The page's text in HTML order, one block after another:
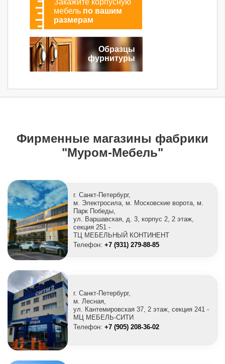
Закажите корпусную
мебель по вашим
размерам
Образцы
фурнитуры
Фирменные магазины фабрики
"Муром-Мебель"
г. Санкт-Петербург,
м. Электросила, м. Московские ворота, м.
Парк Победы,
ул. Варшавская, д. 3, корпус 2, 2 этаж,
секция 251 -
ТЦ МЕБЕЛЬНЫЙ КОНТИНЕНТ
Телефон: +7 (931) 279-88-85
г. Санкт-Петербург,
м. Лесная,
ул. Кантемировская 37, 2 этаж, секция 241 -
МЦ МЕБЕЛЬ-СИТИ
Телефон: +7 (905) 208-36-02